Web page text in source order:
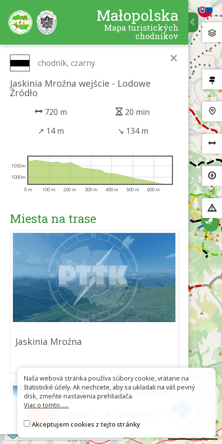
Małopolska
Mapa turistických
chodníkov
×
chodník, czarny
Jaskinia Mroźna wejście - Lodowe
Źródło
720 m
20 min
↗ 14 m ↘ 134 m
0 m 100 m 200 m 300 m 400 m 500 m 600 m
1000m
1050m
Miesta na trase
Jaskinia Mroźna
Naša webová stránka používa súbory cookie, vrátane na
štatistické účely. Ak nechcete, aby sa ukladali na váš pevný
disk, zmeňte nastavenia prehliadača.
Viac o tomto......
Akceptujem cookies z tejto stránky